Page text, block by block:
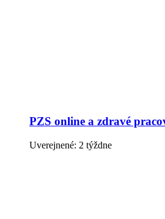
PZS online a zdravé
Uverejnené: 2 týždne